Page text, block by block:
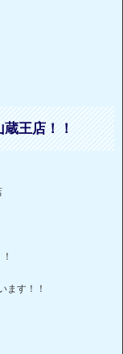
蔵王店！！
ます！！